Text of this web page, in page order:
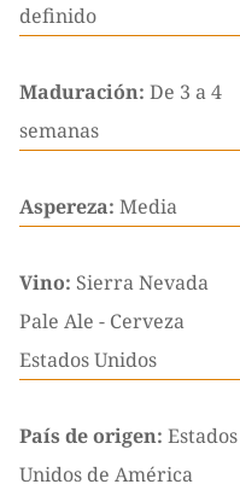
definido
Maduración: De 3 a 4
semanas
Aspereza: Media
Vino: Sierra Nevada
Pale Ale - Cerveza
Estados Unidos
País de origen: Estados
Unidos de América